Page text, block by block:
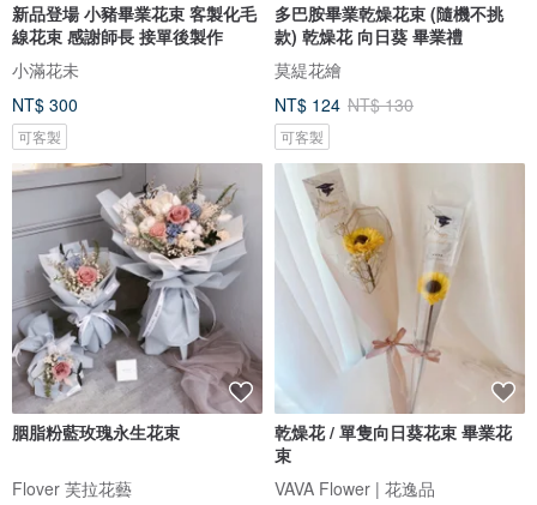
新品登場 小豬畢業花束 客製化毛
線花束 感謝師長 接單後製作
小滿花未
NT$ 300
可客製
多巴胺畢業乾燥花束 (隨機不挑
款) 乾燥花 向日葵 畢業禮
莫緹花繪
NT$ 124 NT$ 130
可客製
胭脂粉藍玫瑰永生花束
Flover 芙拉花藝
乾燥花 / 單隻向日葵花束 畢業花
束
VAVA Flower | 花逸品